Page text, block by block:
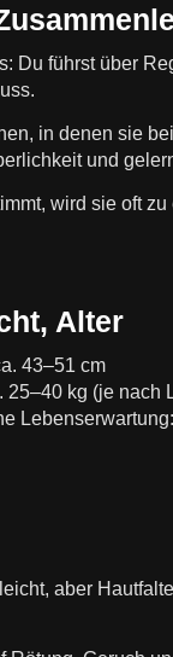
Du führst über
in denen sie
und
wird sie oft
Alter
43–51 cm
25–40 kg (je nach
aber